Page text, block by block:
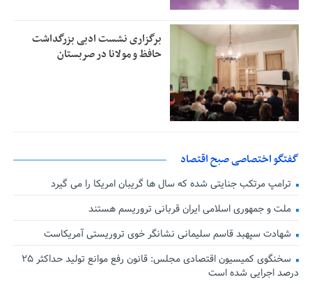
برگزاری نشست ادبی بزرگداشت
حافظ و مولانا در صربستان
گفتگو اختصاصی صبح اقتصاد
ترامپ مرتکب جنایتی شده که سال ها گریبان امریکا را می گیرد
ملت و جمهوری اسلامی ایران قربانی تروریسم هستند
شهادت سپهبد قاسم سلیمانی نشانگر خوی تروریستی آمریکاست
سخنگوی کمیسیون اقتصادی مجلس: قانون رفع موانع تولید حداکثر ۲۵
درصد اجرایی شده است